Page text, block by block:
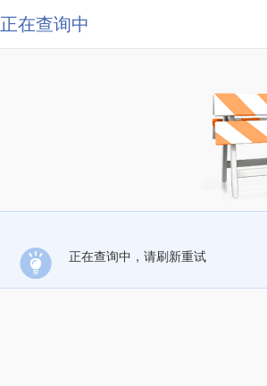
正在查询中
正在查询中，请刷新重试